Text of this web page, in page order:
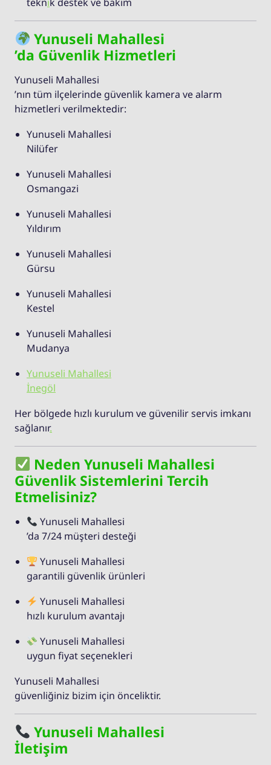
Yunuseli Mahallesi
’da Güvenlik Hizmetleri
Yunuseli Mahallesi
’nın tüm ilçelerinde güvenlik kamera ve alarm
hizmetleri verilmektedir:
Yunuseli Mahallesi
Nilüfer
Yunuseli Mahallesi
Osmangazi
Yunuseli Mahallesi
Yıldırım
Yunuseli Mahallesi
Gürsu
Yunuseli Mahallesi
Kestel
Yunuseli Mahallesi
Mudanya
Yunuseli Mahallesi
İnegöl
Her bölgede hızlı kurulum ve güvenilir servis imkanı
sağlanır.
Neden Yunuseli Mahallesi
Güvenlik Sistemlerini Tercih
Etmelisiniz?
Yunuseli Mahallesi
’da 7/24 müşteri desteği
Yunuseli Mahallesi
garantili güvenlik ürünleri
Yunuseli Mahallesi
hızlı kurulum avantajı
Yunuseli Mahallesi
uygun fiyat seçenekleri
Yunuseli Mahallesi
güvenliğiniz bizim için önceliktir.
Yunuseli Mahallesi
İletişim